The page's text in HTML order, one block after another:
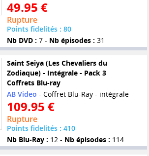
49.95 €
Rupture
Points fidelités : 80
Nb DVD : 7 - Nb épisodes : 31
Saint Seiya (Les Chevaliers du
Zodiaque) - Intégrale - Pack 3
Coffrets Blu-ray
AB Video - Coffret Blu-Ray - intégrale
109.95 €
Rupture
Points fidelités : 410
Nb Blu-Ray : 12 - Nb épisodes : 114